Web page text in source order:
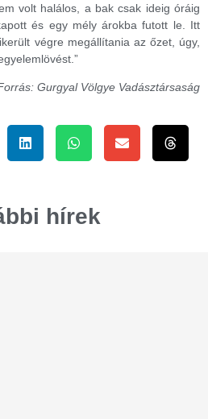
volt halálos, a bak csak ideig óráig
és egy mély árokba futott le. Itt
végre megállítania az őzet, úgy,
Gurgyal Völgye Vadásztársaság
hírek